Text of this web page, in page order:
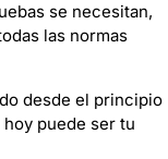
se necesitan,
las normas
desde el principio
puede ser tu